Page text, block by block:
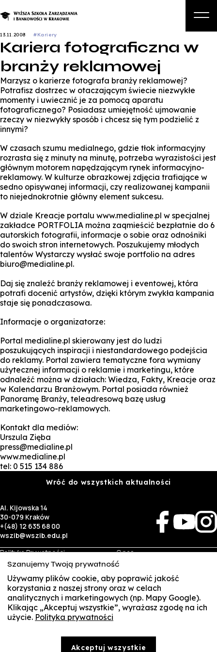
O nas
Studia podyplomowe i kursy
Kandydat
Biznes
Zapisz się na studia
13.11.2008 #Kariery
Kariera fotograficzna w
branży reklamowej
Marzysz o karierze fotografa branży reklamowej?
Potrafisz dostrzec w otaczającym świecie niezwykłe
momenty i uwiecznić je za pomocą aparatu
fotograficznego? Posiadasz umiejętność ujmowanie
rzeczy w niezwykły sposób i chcesz się tym podzielić z
innymi?
W czasach szumu medialnego, gdzie tłok informacyjny
rozrasta się z minuty na minutę, potrzeba wyrazistości jest
głównym motorem napędzającym rynek informacyjno-
reklamowy. W kulturze obrazkowej zdjęcia trafiające w
sedno opisywanej informacji, czy realizowanej kampanii
to niejednokrotnie główny element sukcesu.
W dziale Kreacje portalu www.medialine.pl w specjalnej
zakładce PORTFOLIA można zaqmieścić bezpłatnie do 6
autorskich fotografii, informacje o sobie oraz odnośniki
do swoich stron internetowych. Poszukujemy młodych
talentów Wystarczy wysłać swoje portfolio na adres
biuro@medialine.pl.
Daj się znaleźć branży reklamowej i eventowej, która
potrafi docenić artystów, dzięki którym zwykła kampania
staje się ponadczasowa.
Informacje o organizatorze:
Portal medialine.pl skierowany jest do ludzi
poszukujących inspiracji i niestandardowego podejścia
do reklamy. Portal zawiera tematyczne fora wymiany
użytecznej informacji o reklamie i marketingu, które
odnaleźć można w działach: Wiedza, Fakty, Kreacje oraz
w Kalendarzu Branżowym. Portal posiada również
Panoramę Branży, teleadresową bazę usług
marketingowo-reklamowych.
Kontakt dla mediów:
Urszula Zięba
press@medialine.pl
www.medialine.pl
tel: 0 515 134 886
Wróć do wszystkich aktualności
Al. Kijowska 14
30-079 Kraków
+(48) 12 635 68 00
wszib@wszib.edu.pl
Polityka Prywatności
RODO
Identyfikacja wizualna
O nas
Rekrutacja
Studia
Kontakt
Biznes
Wynajem sal
Targi pracy
Student
Multis Multum
Treści zawarte na stronie www.wszib.edu.pl oraz jej podstronach stanowią, o ile nie wskazano
Szanujemy Twoją prywatność
Używamy plików cookie, aby poprawić jakość
korzystania z naszej strony oraz w celach
analitycznych i marketingowych (np. Mapy Google).
Klikając „Akceptuj wszystkie”, wyrażasz zgodę na ich
użycie. Polityka prywatności
Akceptuj wszystkie